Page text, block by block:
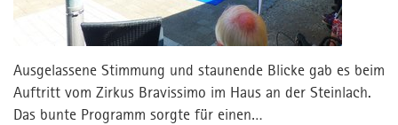
Ausgelassene Stimmung und staunende Blicke gab es beim
Auftritt vom Zirkus Bravissimo im Haus an der Steinlach.
Das bunte Programm sorgte für einen…